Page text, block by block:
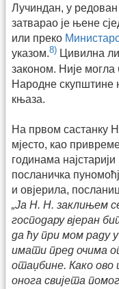
Лучиндан, у
затварао је њене
или преко
указом.8) Цивилна
законом. Није могла
Народне скупштине
књаза.
На првом састанку
мјесто, као
годинама
посланичка
и овјерила,
„Ја Н. Н. заклињем
господару вјеран
да ћу при мом раду
имати пред очима
отаџбине. Како ово
онога свијета